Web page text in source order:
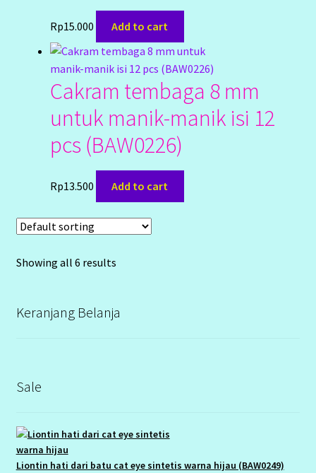
Rp15.000 Add to cart
Cakram tembaga 8 mm
untuk manik-manik isi 12
pcs (BAW0226)
Rp13.500 Add to cart
Showing all 6 results
Keranjang Belanja
Sale
Liontin hati dari batu cat eye sintetis warna hijau (BAW0249)